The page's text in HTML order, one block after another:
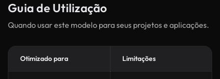
Guia de Utilização
Quando usar este modelo para seus projetos e aplicações.
Otimizado para Limitações